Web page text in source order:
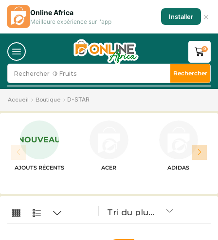
Rechercher 🍋 Fruits Rechercher
0
Accueil Boutique D-STAR
NOUVEAU
AJOUTS RÉCENTS ACER ADIDAS
Online Africa
Meilleure expérience sur l'app
Installer ×